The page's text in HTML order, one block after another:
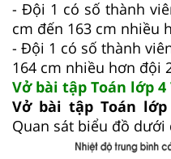
- Đội 1 có số thành
cm đến 163 cm nhiều
- Đội 1 có số thành
164 cm nhiều hơn đội
Vở bài tập Toán lớp 4
Vở bài tập Toán
Quan sát biểu đồ dưới